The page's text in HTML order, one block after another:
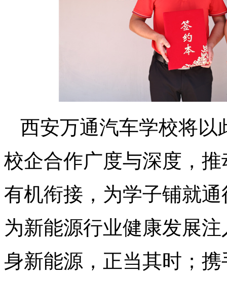
西安万通汽车学校将以
校企合作广度与深度，
有机衔接，为学子铺就
为新能源行业健康发展
身新能源，正当其时；